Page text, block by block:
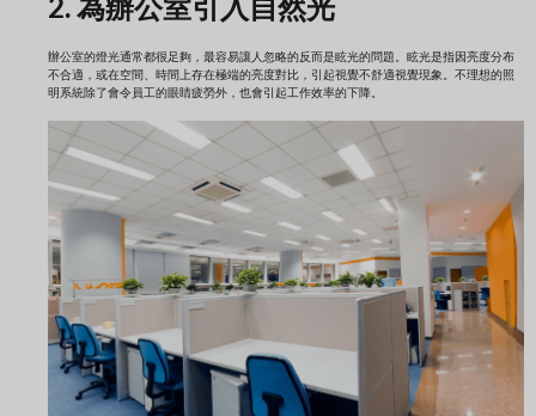
2. 為辦公室引入自然光
辦公室的燈光通常都很足夠，最容易讓人忽略的反而是眩光的問題。眩光是指因亮度分布
不合適，或在空間、時間上存在極端的亮度對比，引起視覺不舒適視覺現象。不理想的照
明系統除了會令員工的眼睛疲勞外，也會引起工作效率的下降。